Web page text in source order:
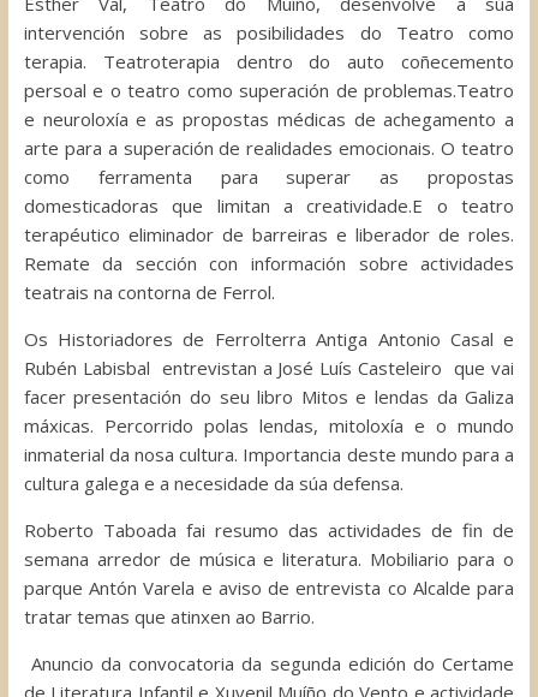
intervención sobre as posibilidades do Teatro como
terapia. Teatroterapia dentro do auto coñecemento
persoal e o teatro como superación de problemas.Teatro
e neuroloxía e as propostas médicas de achegamento a
arte para a superación de realidades emocionais. O teatro
como ferramenta para superar as propostas
domesticadoras que limitan a creatividade.E o teatro
terapéutico eliminador de barreiras e liberador de roles.
Remate da sección con información sobre actividades
teatrais na contorna de Ferrol.
Os Historiadores de Ferrolterra Antiga Antonio Casal e
Rubén Labisbal entrevistan a José Luís Casteleiro que vai
facer presentación do seu libro Mitos e lendas da Galiza
máxicas. Percorrido polas lendas, mitoloxía e o mundo
inmaterial da nosa cultura. Importancia deste mundo para a
cultura galega e a necesidade da súa defensa.
Roberto Taboada fai resumo das actividades de fin de
semana arredor de música e literatura. Mobiliario para o
parque Antón Varela e aviso de entrevista co Alcalde para
tratar temas que atinxen ao Barrio.
Anuncio da convocatoria da segunda edición do Certame
de Literatura Infantil e Xuvenil Muíño do Vento e actividade